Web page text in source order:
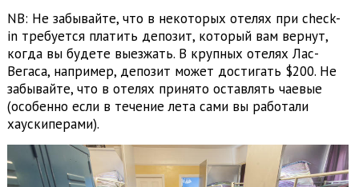
NB: Не забывайте, что в некоторых отелях при check-
in требуется платить депозит, который вам вернут,
когда вы будете выезжать. В крупных отелях Лас-
Вегаса, например, депозит может достигать $200. Не
забывайте, что в отелях принято оставлять чаевые
(особенно если в течение лета сами вы работали
хаускиперами).